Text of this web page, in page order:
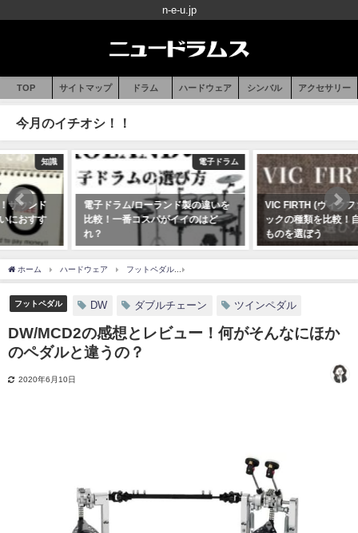
n-e-u.jp
TOP サイトマップ ドラム ハードウェア シンバル アクセサリー
今月のイチオシ！！
電子ドラム/ローランド製の違いを
比較！一番コスパがイイのはど
れ？
スティック
VIC FIRTH (ヴィクファース)スティ
ックの種類を比較！自分に合った
ものを選ぼう
ホーム ハードウェア フットペダル
フットペダル DW ダブルチェーン ツインペダル
DW/MCD2の感想とレビュー！何がそんなにほか
のペダルと違うの？
2020年6月10日